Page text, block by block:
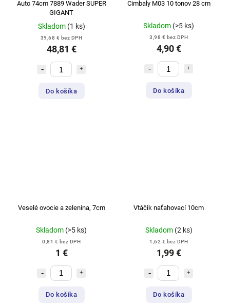
Auto 74cm 7889 Wader SUPER
GIGANT
Skladom (1 ks)
39,68 € bez DPH
48,81 €
Do košíka
Cimbaly M03 10 tonov 28 cm
Skladom (>5 ks)
3,98 € bez DPH
4,90 €
Do košíka
Veselé ovocie a zelenina, 7cm
Skladom (>5 ks)
0,81 € bez DPH
1 €
Do košíka
Vtáčik naťahovací 10cm
Skladom (2 ks)
1,62 € bez DPH
1,99 €
Do košíka